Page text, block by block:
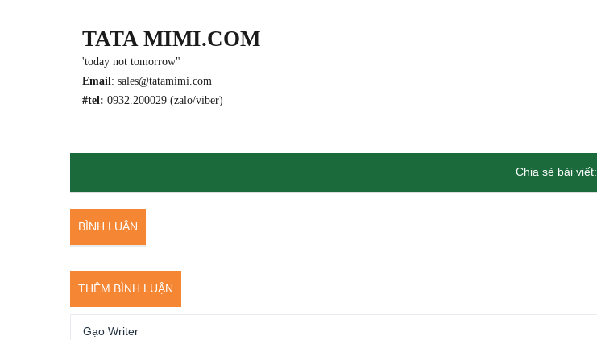
TATA MIMI.COM
'today not tomorrow"
Email: sales@tatamimi.com
#tel: 0932.200029 (zalo/viber)
Chia sẻ bài viết:
BÌNH LUẬN
THÊM BÌNH LUẬN